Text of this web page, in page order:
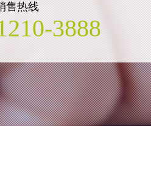
售热线
3888